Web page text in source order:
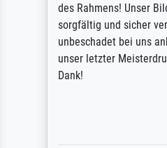
des Rahmens! Unser
sorgfältig und sicher
unbeschadet bei uns
unser letzter
Dank!